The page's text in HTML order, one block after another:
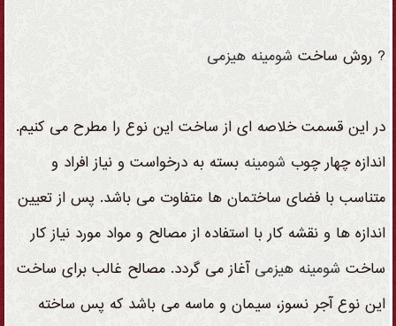
? روش ساخت شومینه هیزمی
در این قسمت خلاصه ای از ساخت این نوع را مطرح می کنیم.
اندازه چهار چوب شومینه بسته به درخواست و نیاز افراد و
متناسب با فضای ساختمان ها متفاوت می باشد. پس از تعیین
اندازه ها و نقشه کار با استفاده از مصالح و مواد مورد نیاز کار
ساخت شومینه هیزمی آغاز می گردد. مصالح غالب برای ساخت
این نوع آجر نسوز، سیمان و ماسه می باشد که پس ساخته